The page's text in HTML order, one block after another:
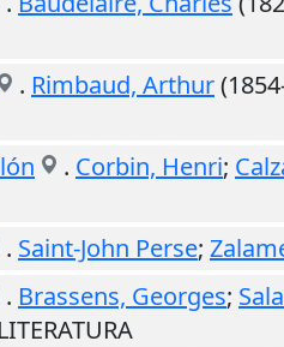
. Rimbaud, Arthur
. Corbin, Henri;
. Saint-John Perse;
. Brassens, Georges;